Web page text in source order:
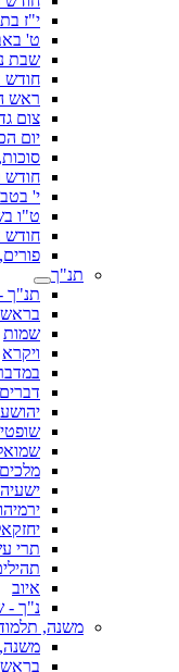
י"ז
ט'
שבת
חודש
ראש
צום
יום
חודש
י'
ט"ו
חודש
תנ"ך
תנ"ך
שמות
ויקרא
דברים
יהושע
מלכים
ירמיהו
תרי
איוב
נ"ך -
משנה,